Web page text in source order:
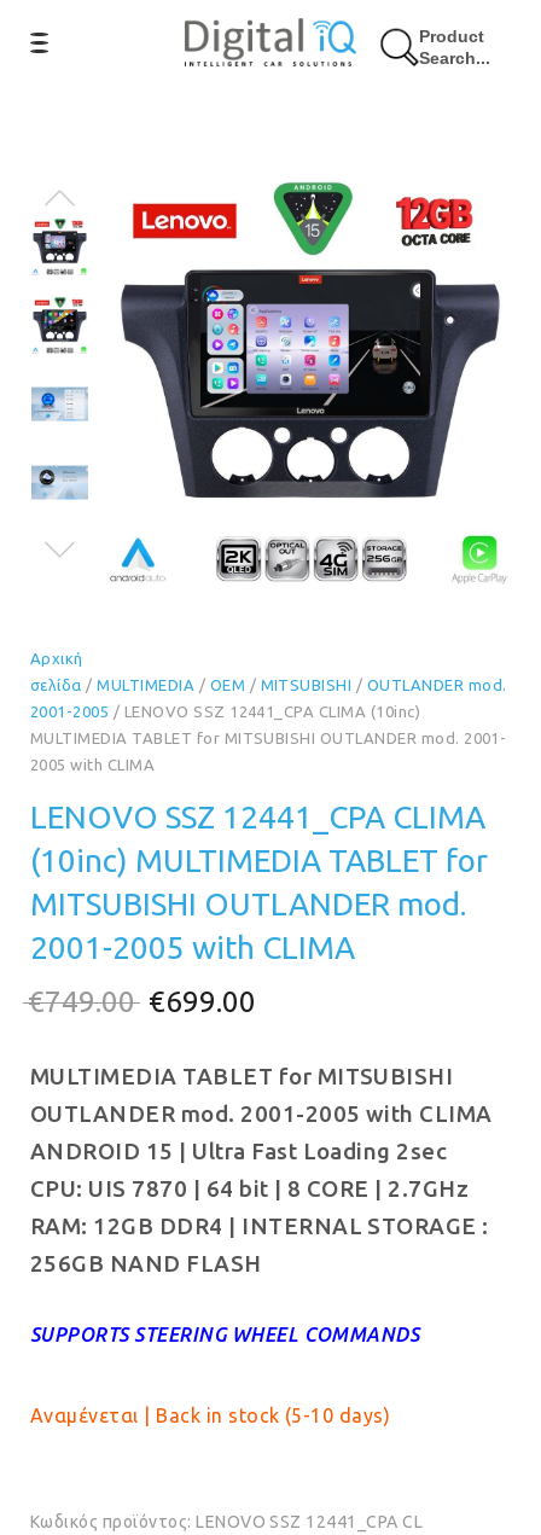
Product
Search...
7% Έκπτωση
Αρχική
σελίδα /MULTIMEDIA / OEM / MITSUBISHI / OUTLANDER mod.
2001-2005 / LENOVO SSZ 12441_CPA CLIMA (10inc)
MULTIMEDIA TABLET for MITSUBISHI OUTLANDER mod. 2001-
2005 with CLIMA
LENOVO SSZ 12441_CPA CLIMA
(10inc) MULTIMEDIA TABLET for
MITSUBISHI OUTLANDER mod.
2001-2005 with CLIMA
€749.00 Original
was:
€749.00.
€699.00
τιμή
είναι:
€699.00.
MULTIMEDIA TABLET for MITSUBISHI
OUTLANDER mod. 2001-2005 with CLIMA
ANDROID 15 | Ultra Fast Loading 2sec
CPU: UIS 7870 | 64 bit | 8 CORE | 2.7GHz
RAM: 12GB DDR4 | INTERNAL STORAGE :
256GB NAND FLASH
SUPPORTS STEERING WHEEL COMMANDS
Αναμένεται | Back in stock (5-10 days)
Κωδικός προϊόντος:LENOVO SSZ 12441_CPA CL